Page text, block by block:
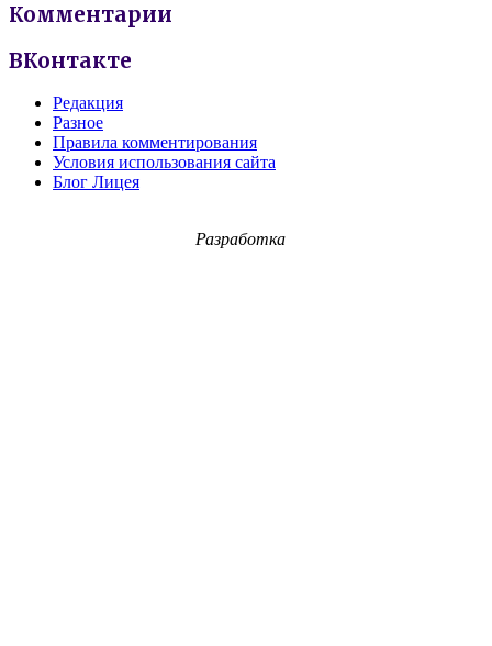
Комментарии
ВКонтакте
Редакция
Разное
Правила комментирования
Условия использования сайта
Блог Лицея
Разработка